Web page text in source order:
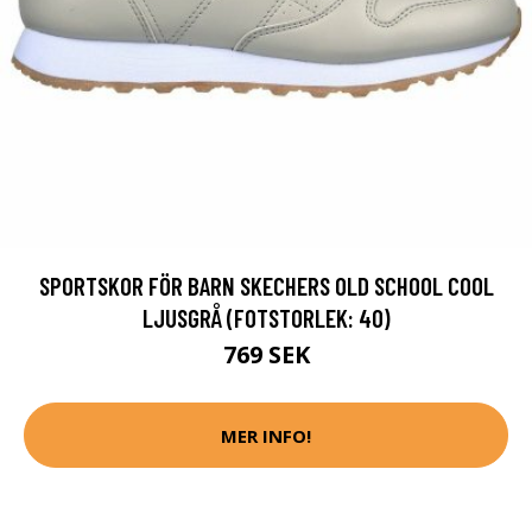
SPORTSKOR FÖR BARN SKECHERS OLD SCHOOL COOL
LJUSGRÅ (FOTSTORLEK: 40)
769 SEK
MER INFO!